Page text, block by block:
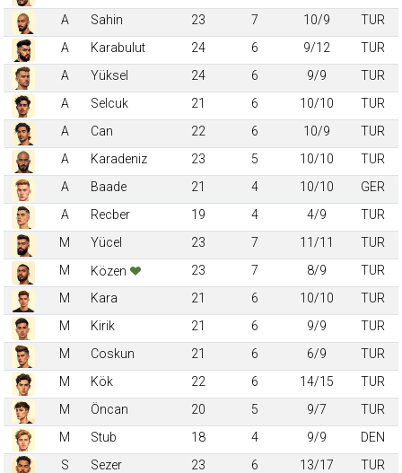
A
Sahin 23 7 10/9
TUR
A
Karabulut 24 6 9/12
TUR
A
Yüksel 24 6 9/9
TUR
A
Selcuk 21 6 10/10
TUR
A
Can 22 6 10/9
TUR
A
Karadeniz 23 5 10/10
TUR
A
Baade 21 4 10/10
GER
A
Recber 19 4 4/9
TUR
M
Yücel 23 7 11/11
TUR
M
Közen 23 7 8/9
TUR
M
Kara 21 6 10/10
TUR
M
Kirik 21 6 9/9
TUR
M
Coskun 21 6 6/9
TUR
M
Kök 22 6 14/15
TUR
M
Öncan 20 5 9/7
TUR
M
Stub 18 4 9/9
DEN
S
Sezer 23 6 13/17
TUR